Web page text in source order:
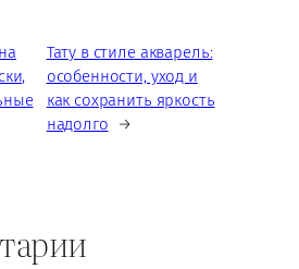
Тату в стиле акварель:
особенности, уход и
как сохранить яркость
надолго
→